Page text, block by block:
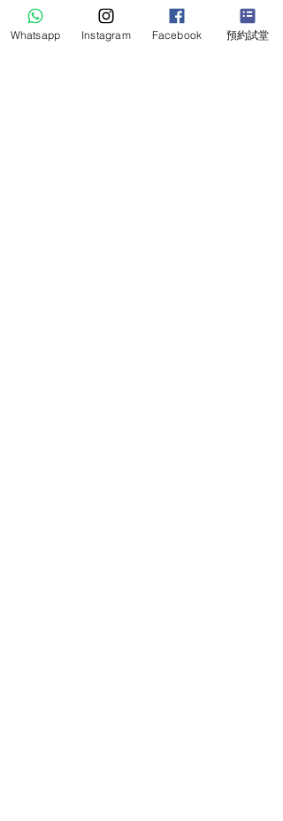
Whatsapp Instagram Facebook 預約試堂